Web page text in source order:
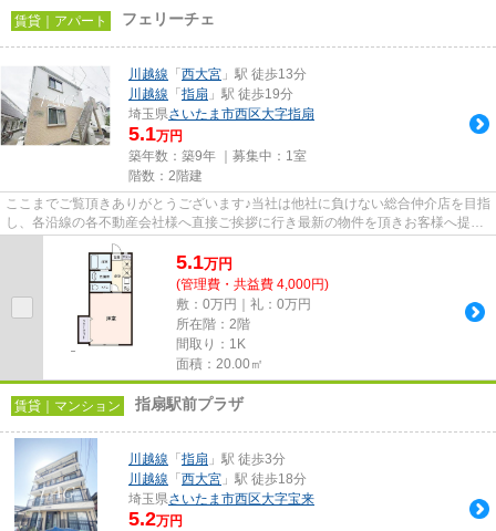
賃貸｜アパート フェリーチェ
川越線 「 西大宮 」駅 徒歩13分
川越線 「 指扇 」駅 徒歩19分
埼玉県さいたま市西区大字指扇
5.1万円
築年数：築9年 ｜募集中： 1室
階数：2階建
ここまでご覧頂きありがとうございます♪当社は他社に負けない総合仲介店を目指
し、各沿線の各不動産会社様へ直接ご挨拶に行き最新の物件を頂きお客様へ提供
しております！最新の情報は...
5.1万円
(管理費・共益費 4,000円)
敷：0万円｜礼：0万円
所在階：2階
間取り：1K
面積：20.00㎡
賃貸｜マンション 指扇駅前プラザ
川越線 「 指扇 」駅 徒歩3分
川越線 「 西大宮 」駅 徒歩18分
埼玉県さいたま市西区大字宝来
5.2万円